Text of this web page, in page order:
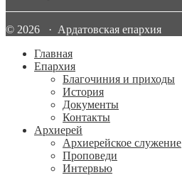
© 2026 · Ардатовская епархия
Главная
Епархия
Благочиния и приходы
История
Документы
Контакты
Архиерей
Архиерейское служение
Проповеди
Интервью